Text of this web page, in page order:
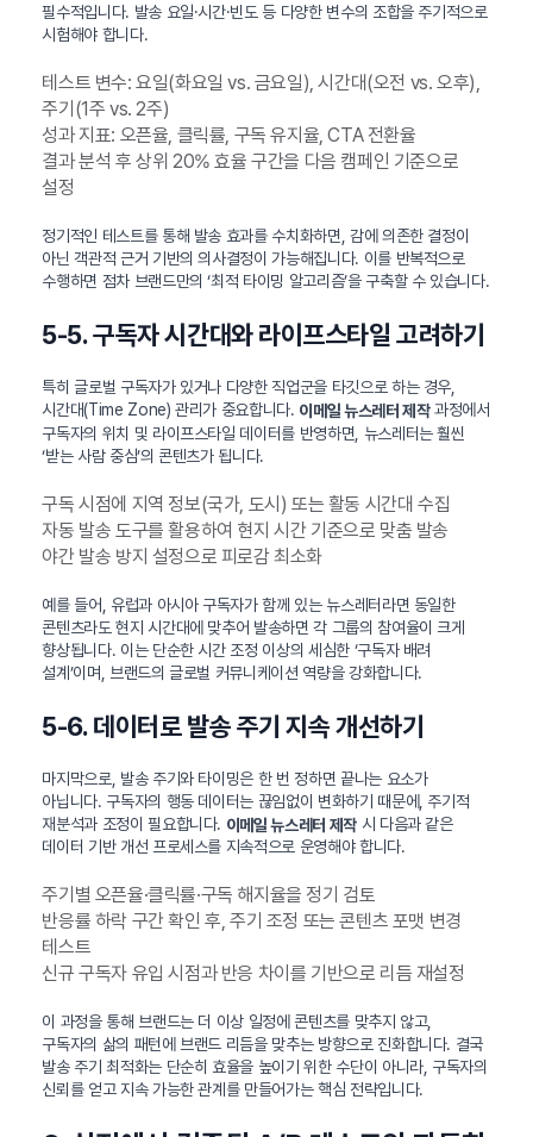
필수적입니다. 발송 요일·시간·빈도 등 다양한 변수의 조합을 주기적으로
시험해야 합니다.
테스트 변수: 요일(화요일 vs. 금요일), 시간대(오전 vs. 오후),
주기(1주 vs. 2주)
성과 지표: 오픈율, 클릭률, 구독 유지율, CTA 전환율
결과 분석 후 상위 20% 효율 구간을 다음 캠페인 기준으로
설정
정기적인 테스트를 통해 발송 효과를 수치화하면, 감에 의존한 결정이
아닌 객관적 근거 기반의 의사결정이 가능해집니다. 이를 반복적으로
수행하면 점차 브랜드만의 ‘최적 타이밍 알고리즘’을 구축할 수 있습니다.
5-5. 구독자 시간대와 라이프스타일 고려하기
특히 글로벌 구독자가 있거나 다양한 직업군을 타깃으로 하는 경우,
시간대(Time Zone) 관리가 중요합니다. 이메일 뉴스레터 제작과정에서
구독자의 위치 및 라이프스타일 데이터를 반영하면, 뉴스레터는 훨씬
‘받는 사람 중심’의 콘텐츠가 됩니다.
구독 시점에 지역 정보(국가, 도시) 또는 활동 시간대 수집
자동 발송 도구를 활용하여 현지 시간 기준으로 맞춤 발송
야간 발송 방지 설정으로 피로감 최소화
예를 들어, 유럽과 아시아 구독자가 함께 있는 뉴스레터라면 동일한
콘텐츠라도 현지 시간대에 맞추어 발송하면 각 그룹의 참여율이 크게
향상됩니다. 이는 단순한 시간 조정 이상의 세심한 ‘구독자 배려
설계’이며, 브랜드의 글로벌 커뮤니케이션 역량을 강화합니다.
5-6. 데이터로 발송 주기 지속 개선하기
마지막으로, 발송 주기와 타이밍은 한 번 정하면 끝나는 요소가
아닙니다. 구독자의 행동 데이터는 끊임없이 변화하기 때문에, 주기적
재분석과 조정이 필요합니다. 이메일 뉴스레터 제작시 다음과 같은
데이터 기반 개선 프로세스를 지속적으로 운영해야 합니다.
주기별 오픈율·클릭률·구독 해지율을 정기 검토
반응률 하락 구간 확인 후, 주기 조정 또는 콘텐츠 포맷 변경
테스트
신규 구독자 유입 시점과 반응 차이를 기반으로 리듬 재설정
이 과정을 통해 브랜드는 더 이상 일정에 콘텐츠를 맞추지 않고,
구독자의 삶의 패턴에 브랜드 리듬을 맞추는 방향으로 진화합니다. 결국
발송 주기 최적화는 단순히 효율을 높이기 위한 수단이 아니라, 구독자의
신뢰를 얻고 지속 가능한 관계를 만들어가는 핵심 전략입니다.